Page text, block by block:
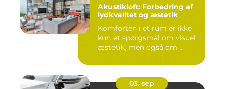
Akustikloft: Forbedring af
lydkvalitet og æstetik
Komforten i et rum er ikke
kun et spørgsmål om visuel
æstetik, men også om ...
03. sep